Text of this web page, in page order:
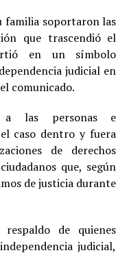
familia soportaron las
que trascendió el
en un símbolo
judicial en
comunicado.
a las personas e
caso dentro y fuera
de derechos
que, según
de justicia durante
de quienes
judicial,